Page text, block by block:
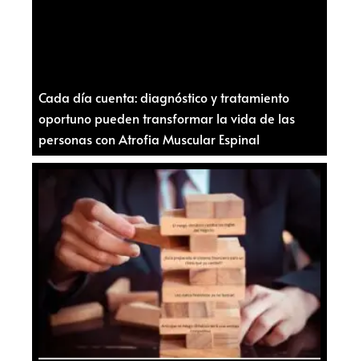
Cada día cuenta: diagnóstico y tratamiento
oportuno pueden transformar la vida de las
personas con Atrofia Muscular Espinal